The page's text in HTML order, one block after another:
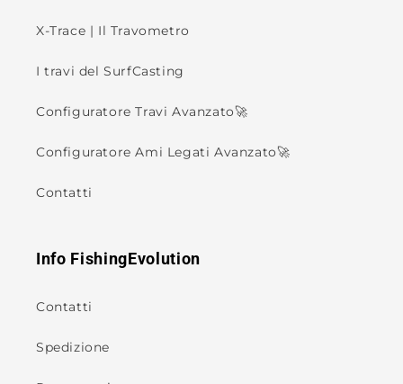
X-Trace | Il Travometro
I travi del SurfCasting
Configuratore Travi Avanzato🚀
Configuratore Ami Legati Avanzato🚀
Contatti
Info FishingEvolution
Contatti
Spedizione